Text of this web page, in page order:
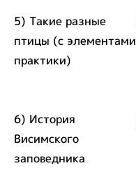
5) Такие разные
птицы (с элементами
практики)
6) История
Висимского
заповедника